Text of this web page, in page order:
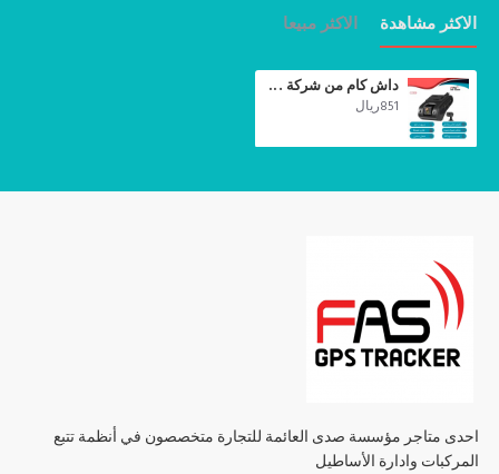
✅المواصفات الرئيسية:
دقة الكاميرا الأمامية:
دقة الكاميرا الداخلية:
شبكات الاتصال المدعومة:
وصورةلحظية
الانعطاف الحاد
الخروج عن المسار
سجل تحركات حتى 6 أشهر
لجميع المسارات
الاكثر مشاهدة الاكثر مبيعا
داش كام من شركة جيمي تصوير أمامية داخلية JC400 بدقة FHD 1080P تدعم البث المباشر مع التتبع المباشر للمركبة
851ريال
احدى متاجر مؤسسة صدى العائمة للتجارة متخصصون في أنظمة تتبع
المركبات وادارة الأساطيل